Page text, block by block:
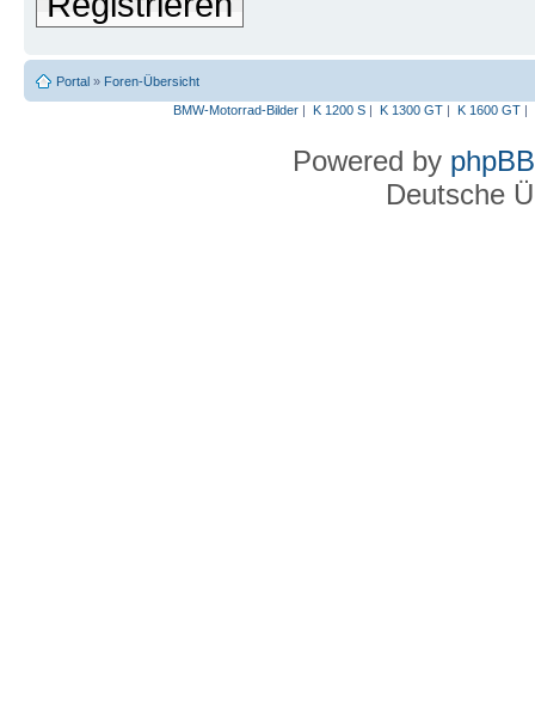
Portal » Foren-Übersicht
BMW-Motorrad-Bilder| K 1200 S| K 1300 GT| K 1600 GT|
Powered by phpBB
Deutsche